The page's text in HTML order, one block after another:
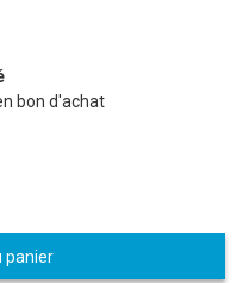
bon d'achat
panier